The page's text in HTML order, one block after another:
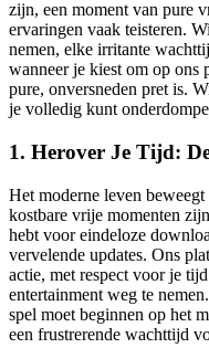
zijn, een moment van pure
ervaringen vaak teisteren.
nemen, elke irritante
wanneer je kiest om op ons
pure, onversneden pret is.
je volledig kunt
1. Herover Je Tijd:
Het moderne leven
kostbare vrije momenten
hebt voor eindeloze
vervelende updates. Ons
actie, met respect voor je
entertainment weg te
spel moet beginnen op het
een frustrerende wachttijd